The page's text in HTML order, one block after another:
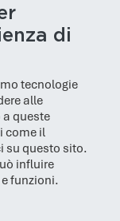
di
tecnologie
alle
queste
come il
su questo sito.
influire
funzioni.